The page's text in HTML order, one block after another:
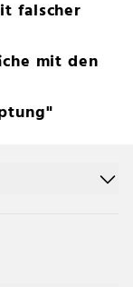
falscher
mit den